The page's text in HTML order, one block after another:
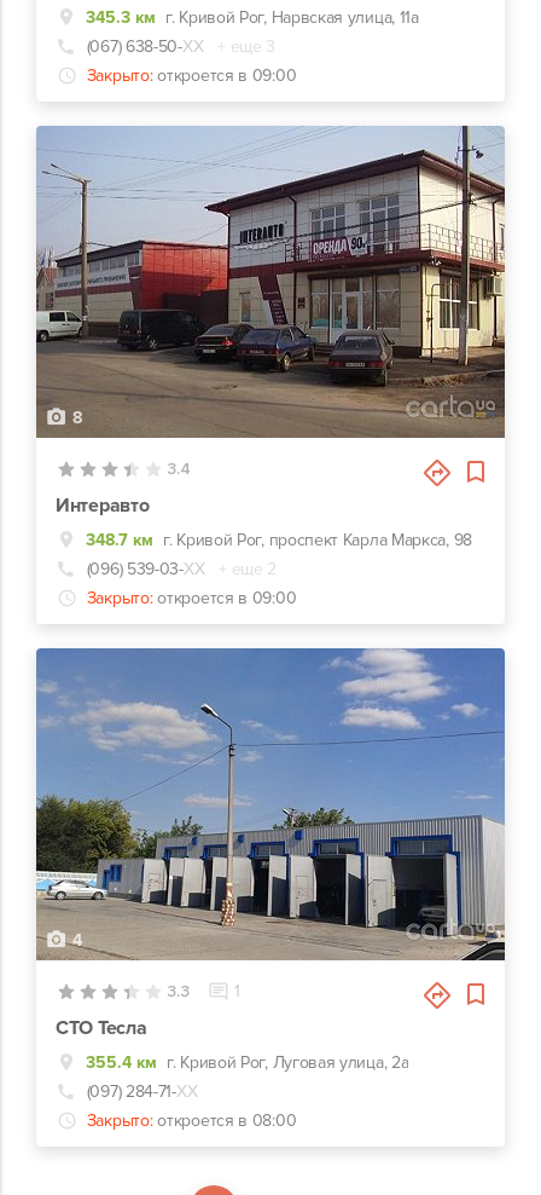
345.3 км г. Кривой Рог, Нарвская улица, 11а
(067) 638-50-ХХ
+ еще 3
Закрыто: откроется в 09:00
8
3.4
Интеравто
348.7 км г. Кривой Рог, проспект Карла Маркса, 98
(096) 539-03-ХХ
+ еще 2
Закрыто: откроется в 09:00
4
3.3 1
СТО Тесла
355.4 км г. Кривой Рог, Луговая улица, 2а
(097) 284-71-ХХ
Закрыто: откроется в 08:00